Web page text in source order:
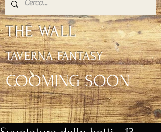
THE WALL
TAVERNA FANTASY
COOMING SOON